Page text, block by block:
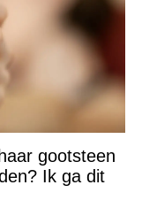
gootsteen
Ik ga dit